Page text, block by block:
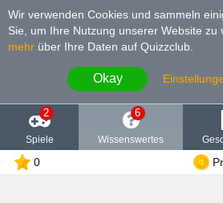
Wir verwenden Cookies und sammeln
Sie, um Ihre Nutzung unserer Website zu
mehr über Ihre Daten auf Quizzclub.
Okay
2
Spiele
6
Wissenswertes
0